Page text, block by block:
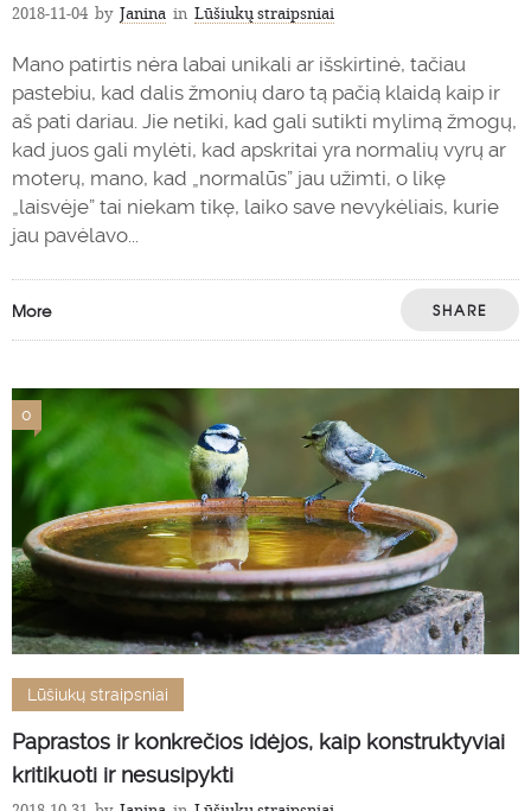
2018-11-04 by Janina in Lūšiukų straipsniai
Mano patirtis nėra labai unikali ar išskirtinė, tačiau
pastebiu, kad dalis žmonių daro tą pačią klaidą kaip ir
aš pati dariau. Jie netiki, kad gali sutikti mylimą žmogų,
kad juos gali mylėti, kad apskritai yra normalių vyrų ar
moterų, mano, kad „normalūs” jau užimti, o likę
„laisvėje” tai niekam tikę, laiko save nevykėliais, kurie
jau pavėlavo...
More SHARE
0
Lūšiukų straipsniai
Paprastos ir konkrečios idėjos, kaip konstruktyviai
kritikuoti ir nesusipykti